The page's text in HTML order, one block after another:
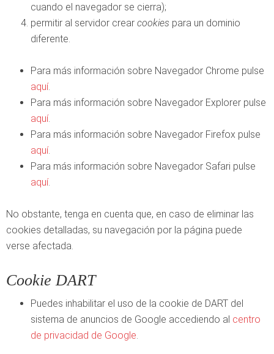
cuando el navegador se cierra);
permitir al servidor crear cookies para un dominio
diferente.
Para más información sobre Navegador Chrome pulse
aquí.
Para más información sobre Navegador Explorer pulse
aquí.
Para más información sobre Navegador Firefox pulse
aquí.
Para más información sobre Navegador Safari pulse
aquí.
No obstante, tenga en cuenta que, en caso de eliminar las
cookies detalladas, su navegación por la página puede
verse afectada.
Cookie DART
Puedes inhabilitar el uso de la cookie de DART del
sistema de anuncios de Google accediendo al centro
de privacidad de Google.